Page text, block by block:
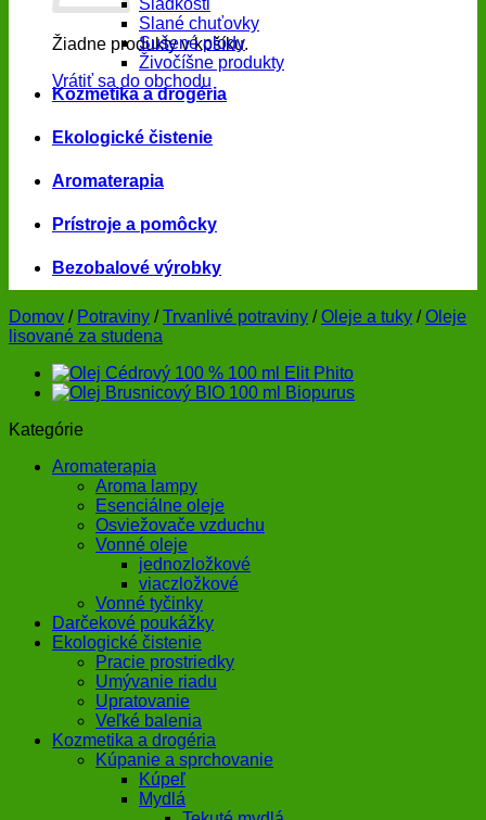
Žiadne produkty v košíku.
Vrátiť sa do obchodu
Sladkosti
Slané chuťovky
Sušené plody
Živočíšne produkty
Kozmetika a drogéria
Ekologické čistenie
Aromaterapia
Prístroje a pomôcky
Bezobalové výrobky
Domov / Potraviny / Trvanlivé potraviny / Oleje a tuky / Oleje
lisované za studena
Kategórie
Aromaterapia
Aroma lampy
Esenciálne oleje
Osviežovače vzduchu
Vonné oleje
jednozložkové
viaczložkové
Vonné tyčinky
Darčekové poukážky
Ekologické čistenie
Pracie prostriedky
Umývanie riadu
Upratovanie
Veľké balenia
Kozmetika a drogéria
Kúpanie a sprchovanie
Kúpeľ
Mydlá